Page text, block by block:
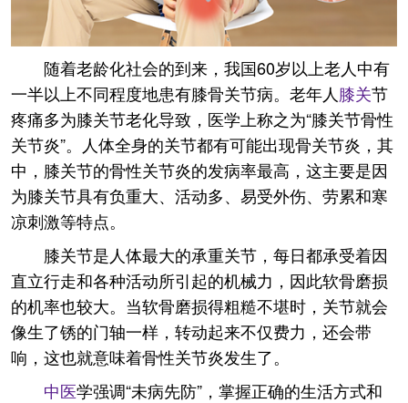
随着老龄化社会的到来，我国60岁以上老人中有
一半以上不同程度地患有膝骨关节病。老年人膝关节
疼痛多为膝关节老化导致，医学上称之为“膝关节骨性
关节炎”。人体全身的关节都有可能出现骨关节炎，其
中，膝关节的骨性关节炎的发病率最高，这主要是因
为膝关节具有负重大、活动多、易受外伤、劳累和寒
凉刺激等特点。
膝关节是人体最大的承重关节，每日都承受着因
直立行走和各种活动所引起的机械力，因此软骨磨损
的机率也较大。当软骨磨损得粗糙不堪时，关节就会
像生了锈的门轴一样，转动起来不仅费力，还会带
响，这也就意味着骨性关节炎发生了。
中医学强调“未病先防”，掌握正确的生活方式和